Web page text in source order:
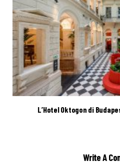
L’Hotel Oktogon di
Write A